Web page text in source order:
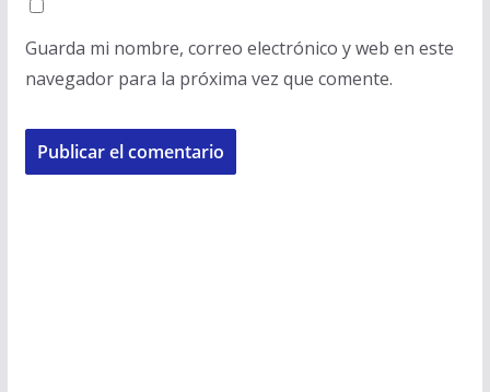
Guarda mi nombre, correo electrónico y web en este
navegador para la próxima vez que comente.